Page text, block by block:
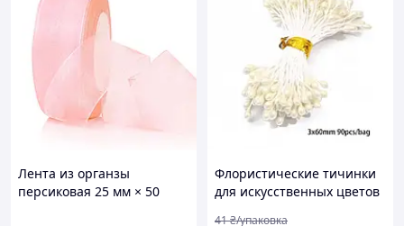
Лента из органзы
персиковая 25 мм × 50
Флористические тичинки
для искусственных цветов
41₴/упаковка